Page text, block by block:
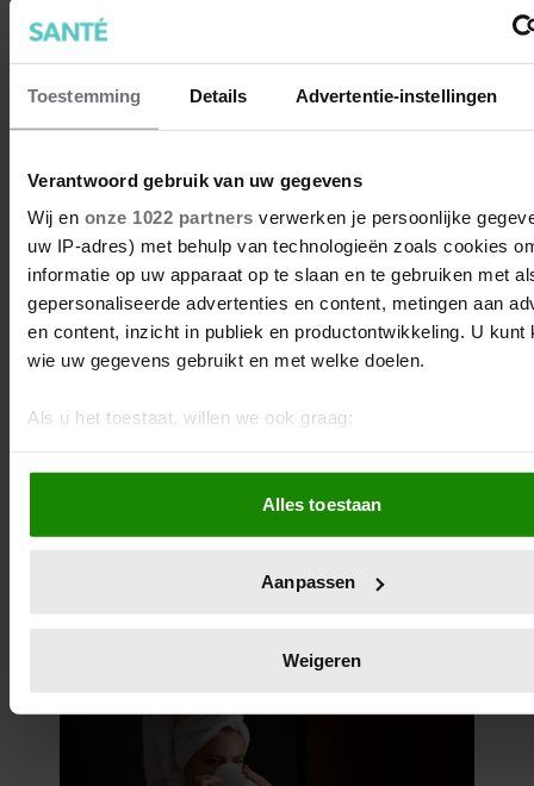
Toestemming Details Advertentie-instellingen
Verantwoord gebruik van uw gegevens
Wij en onze 1022 partners verwerken je persoonlijke
uw IP-adres) met behulp van technologieën zoals cookies
informatie op uw apparaat op te slaan en te gebruiken met
gepersonaliseerde advertenties en content, metingen aan
en content, inzicht in publiek en productontwikkeling. U kunt
wie uw gegevens gebruikt en met welke doelen.
Als u het toestaat, willen we ook graag:
paar meter nauwkeurig kan zijn
Uw apparaat identificeren door het actief te scannen
specifieke eigenschappen (fingerprinting)
detailgedeelte
in. U kunt uw
om functies voor social media te bieden en om ons
analyseren. Ook delen we informatie over uw gebruik van
met onze partners voor social media, adverteren en
Alles toestaan
Aanpassen
Weigeren